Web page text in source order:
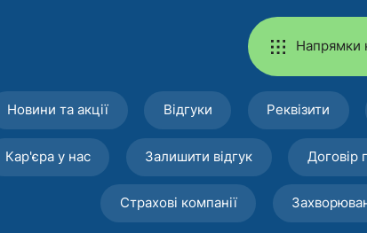
Напрямки
Новини та акції Відгуки Реквізити
Кар'єра у нас Залишити відгук Договір
Страхові компанії